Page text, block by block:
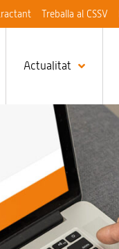
Treballa al CSSV
Actualitat